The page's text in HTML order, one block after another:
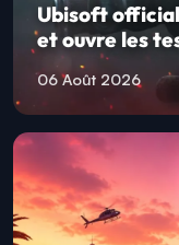
Ubisoft
et ouvre les
06 Août 2026